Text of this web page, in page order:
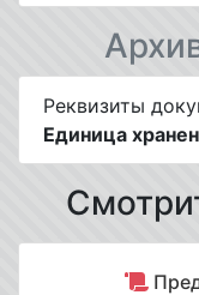
Реквизиты
Единица